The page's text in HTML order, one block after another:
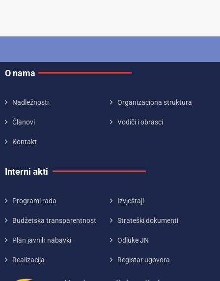
O nama
Nadležnosti Organizaciona struktura
Članovi Vodiči i obrasci
Kontakt
Interni akti
Programi rada Izvještaji
Budžetska transparentnost Strateški dokumenti
Plan javnih nabavki Odluke JN
Realizacija Registar ugovora